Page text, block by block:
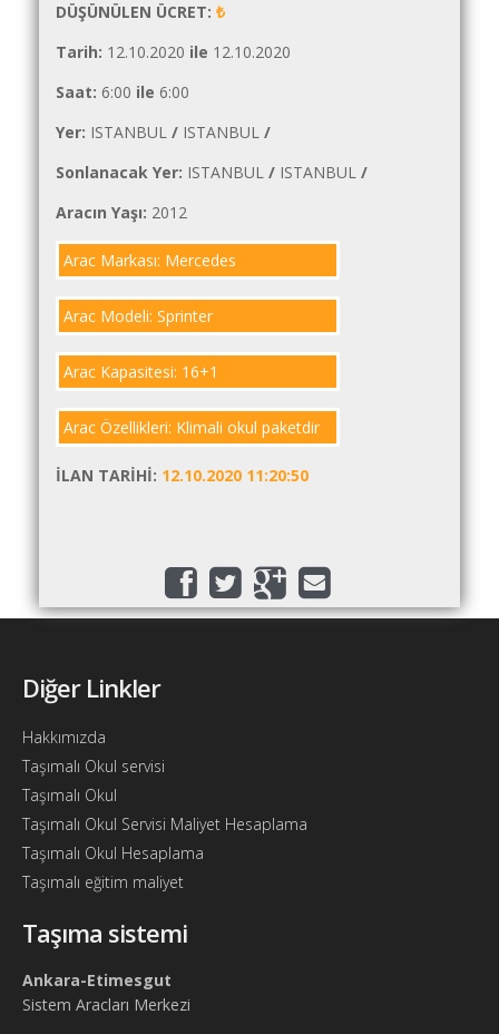
İlanlar
Söför
Arayanlar
Soför
arayanlar
Aracına
arayanlar
İletişim
DÜŞÜNÜLEN ÜCRET: ₺
Tarih: 12.10.2020 ile 12.10.2020
Saat: 6:00 ile 6:00
Yer: ISTANBUL / ISTANBUL /
Sonlanacak Yer: ISTANBUL / ISTANBUL /
Aracın Yaşı: 2012
Arac Markası: Mercedes
Arac Modeli: Sprinter
Arac Kapasitesi: 16+1
Arac Özellikleri: Klimali okul paketdir
İLAN TARIHI: 12.10.2020 11:20:50
Diğer Linkler
Hakkımızda
Taşımalı Okul servisi
Taşımalı Okul
Taşımalı Okul Servisi Maliyet Hesaplama
Taşımalı Okul Hesaplama
Taşımalı eğitim maliyet
Taşıma sistemi
Ankara-Etimesgut
Sistem Aracları Merkezi